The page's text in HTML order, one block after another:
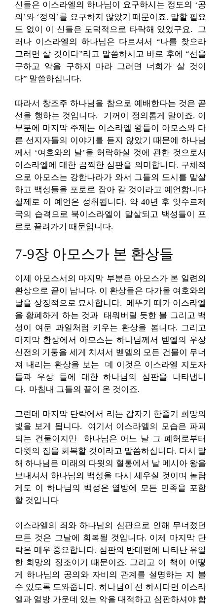
신들은 이스라엘의 하나님이 요구하시는 정도의 ‘공
의’와 ‘정의’를 요구하지 않았기 때문이죠. 말할 필요
도 없이 이 신들은 도덕적으로 타락해 있었구요. 그
러나 이스라엘의 하나님은 다르셔서 “나를 찾으라
그러면 살 것이다”라고 말씀하시고 바로 후에 “선을
구하고 악을 구하지 마라 그러면 너희가 살 것이
다” 말씀하십니다.
따라서 창조주 하나님을 참으로 예배한다는 것은 곧
선을 행하는 것입니다. 기꺼이 정의롭게 말이죠. 이
부분에 마지막 주제는 이스라엘 왕들이 아모스와 다
른 선지자들의 이야기를 듣지 않았기 때문에 하나님
께서 ‘여호와의 날’을 허락하실 것에 관한 것으로서
이스라엘에 대한 끔찍한 심판을 의미합니다. 구체적
으로 아모스는 강한나라가 와서 그들의 도시를 말살
하고 백성들을 포로로 잡아 갈 것이라고 예언합니다
실제로 이 예언은 성취됩니다. 약 40년 후 앗수르제
국의 습격으로 북이스라엘이 말살되고 백성들이 포
로로 끌려가기 때문입니다.
7-9장 아모스가 본 환상들
이제 아모스서의 마지막 부분은 아모스가 본 일련의
환상으로 끝이 납니다. 이 환상들은 다가올 여호와의
날을 상징적으로 묘사합니다. 메뚜기 때가 이스라엘
을 황폐하게 하는 것과 태워버릴 듯한 불 그리고 백
성이 여문 과일처럼 키우는 환상을 봅니다. 그리고
마지막 환상에서 아모스는 하나님께서 벧엘의 우상
신전의 기둥을 세게 치셔서 벧엘의 모든 건물이 무너
져 내리는 환상을 보는 데 이것은 이스라엘 지도자
들과 우상 들에 대한 하나님의 심판을 나타냅니
다. 마침내 그들의 끝이 온 것이죠.
그런데 마지막 단락에서 리는 갑자기 한줄기 희망의
빛을 보게 됩니다. 여기서 이스라엘의 모습은 파괴
되는 건물이지만 하나님은 어느 날 그 폐허로부터
다윗의 집을 회복할 것이라고 말씀하십니다. 다시 말
해 하나님은 미래의 다윗의 혈통에서 날 메시아 왕을
보내셔서 하나님의 백성을 다시 세우실 것이며 놀랍
게도 이 하나님의 백성은 열방에 모든 민족을 포함
할 것입니다
이스라엘의 죄와 하나님의 심판으로 인해 무너졌던
모든 것은 그날에 회복될 것입니다. 이제 마지막 단
락은 매우 중요합니다. 심판의 반대편에 나타난 유일
한 희망의 징조이기 때문이죠. 그리고 이 책이 어떻
게 하나님의 공의와 자비의 관계를 설명하는 지 볼
수 있도록 도와줍니다. 하나님이 선 하시다면 이스라
엘과 열방 가운데 있는 악을 대적하고 심판하셔야 합